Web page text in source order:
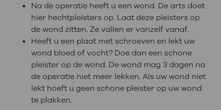
Na de operatie heeft u een wond. De arts doet
hier hechtpleisters op. Laat deze pleisters op
de wond zitten. Ze vallen er vanzelf vanaf.
Heeft u een plaat met schroeven en lekt uw
wond bloed of vocht? Doe dan een schone
pleister op de wond. De wond mag 3 dagen na
de operatie niet meer lekken. Als uw wond niet
lekt hoeft u geen schone pleister op uw wond
te plakken.